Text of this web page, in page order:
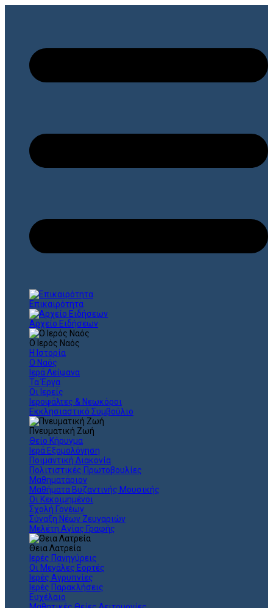
Επικαιρότητα
Αρχείο Ειδήσεων
Ο Ιερός Ναός
Η Ιστορία
Ο Ναός
Ιερά Λείψανα
Τα Έργα
Οι Ιερείς
Ιεροψάλτες & Νεωκόροι
Εκκλησιαστικό Συμβούλιο
Πνευματική Ζωή
Θείο Κήρυγμα
Ιερά Εξομολόγηση
Ποιμαντική Διακονία
Πολιτιστικές Πρωτοβουλίες
Μαθηματάριον
Μαθήματα Βυζαντινής Μουσικής
Οι Κεκοιμημένοι
Σχολή Γονέων
Σύναξη Νέων Ζευγαριών
Μελέτη Αγίας Γραφής
Θεια Λατρεία
Ιερές Πανηγύρεις
Οι Μεγάλες Εορτές
Ιερές Αγρυπνίες
Ιερές Παρακλήσεις
Ευχέλαιο